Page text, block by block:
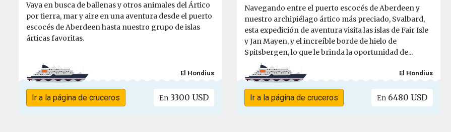
Vaya en busca de ballenas y otros animales del Ártico
por tierra, mar y aire en una aventura desde el puerto
escocés de Aberdeen hasta nuestro grupo de islas
árticas favoritas.
El Hondius
Ir a la página de cruceros En 3300 USD
Navegando entre el puerto escocés de Aberdeen y
nuestro archipiélago ártico más preciado, Svalbard,
esta expedición de aventura visita las islas de Fair Isle
y Jan Mayen, y el increíble borde de hielo de
Spitsbergen, lo que le brinda la oportunidad de...
El Hondius
Ir a la página de cruceros En6480 USD